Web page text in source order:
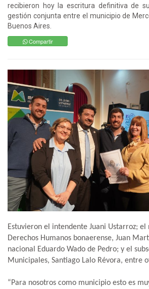
recibieron hoy la escritura definitiva de
gestión conjunta entre el municipio de
Buenos Aires.
Compartir
Estuvieron el intendente Juani Ustarroz;
Derechos Humanos bonaerense, Juan
nacional Eduardo Wado de Pedro; y el
Municipales, Santiago Lalo Révora, entre
“Para nosotros como municipio esto es